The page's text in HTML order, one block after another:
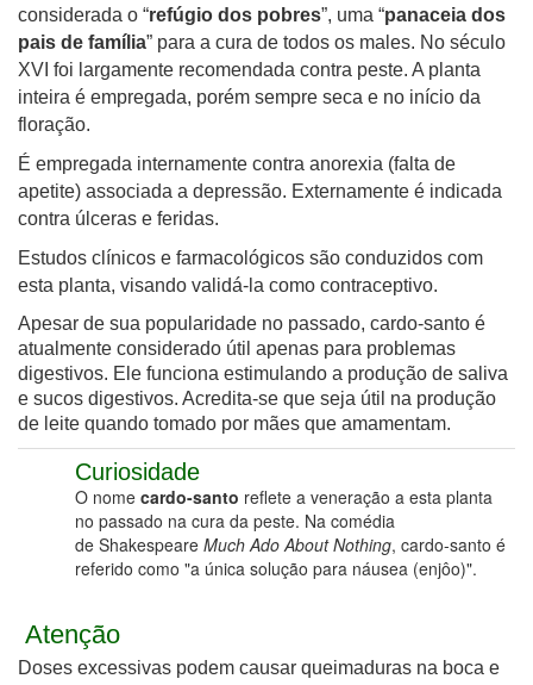
considerada o “refúgio dos pobres”, uma “panaceia dos
pais de família” para a cura de todos os males. No século
XVI foi largamente recomendada contra peste. A planta
inteira é empregada, porém sempre seca e no início da
floração.
É empregada internamente contra anorexia (falta de
apetite) associada a depressão. Externamente é indicada
contra úlceras e feridas.
Estudos clínicos e farmacológicos são conduzidos com
esta planta, visando validá-la como contraceptivo.
Apesar de sua popularidade no passado, cardo-santo é
atualmente considerado útil apenas para problemas
digestivos. Ele funciona estimulando a produção de saliva
e sucos digestivos. Acredita-se que seja útil na produção
de leite quando tomado por mães que amamentam.
Curiosidade
O nome cardo-santo reflete a veneração a esta planta
no passado na cura da peste. Na comédia
de Shakespeare Much Ado About Nothing, cardo-santo é
referido como "a única solução para náusea (enjôo)".
Atenção
Doses excessivas podem causar queimaduras na boca e